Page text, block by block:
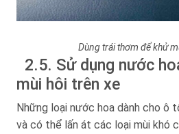
Dùng trái thơm để khử
2.5. Sử dụng nước
mùi hôi trên xe
Những loại nước hoa dành cho ô
và có thể lấn át các loại mùi khó